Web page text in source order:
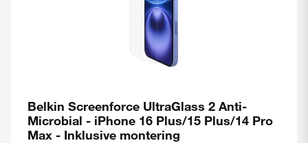
Belkin Screenforce UltraGlass 2 Anti-
Microbial - iPhone 16 Plus/15 Plus/14 Pro
Max - Inklusive montering